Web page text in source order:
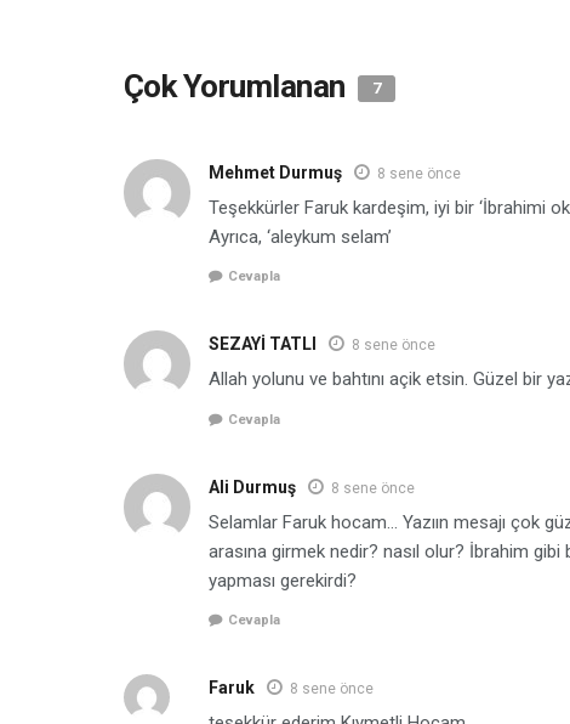
Çok Yorumlanan 7
Mehmet Durmuş 8 sene önce
Teşekkürler Faruk kardeşim, iyi bir ‘İbrahimi
Ayrıca, ‘aleykum selam’
Cevapla
SEZAYİ TATLI 8 sene önce
Allah yolunu ve bahtını açik etsin. Güzel bir
Cevapla
Ali Durmuş 8 sene önce
Selamlar Faruk hocam… Yazıın mesajı çok
arasına girmek nedir? nasıl olur? İbrahim
yapması gerekirdi?
Cevapla
Faruk 8 sene önce